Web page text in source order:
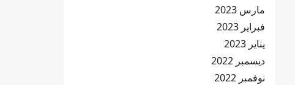
مارس 2023
فبراير 2023
يناير 2023
ديسمبر 2022
نوفمبر 2022